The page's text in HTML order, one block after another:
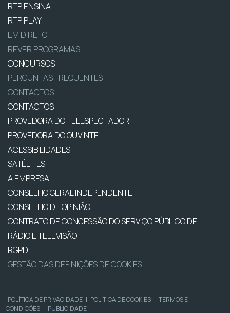
RTP ENSINA
RTP PLAY
EM DIRETO
REVER PROGRAMAS
CONCURSOS
PERGUNTAS FREQUENTES
CONTACTOS
CONTACTOS
PROVEDORA DO TELESPECTADOR
PROVEDORA DO OUVINTE
ACESSIBILIDADES
SATÉLITES
A EMPRESA
CONSELHO GERAL INDEPENDENTE
CONSELHO DE OPINIÃO
CONTRATO DE CONCESSÃO DO SERVIÇO PÚBLICO DE
RÁDIO E TELEVISÃO
RGPD
GESTÃO DAS DEFINIÇÕES DE COOKIES
POLÍTICA DE PRIVACIDADE | POLÍTICA DE COOKIES | TERMOS E
CONDIÇÕES | PUBLICIDADE